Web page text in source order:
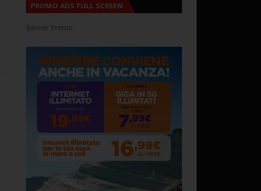
PROMO ADS FULL SCREEN
Banner Promo